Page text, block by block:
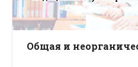
Общая и